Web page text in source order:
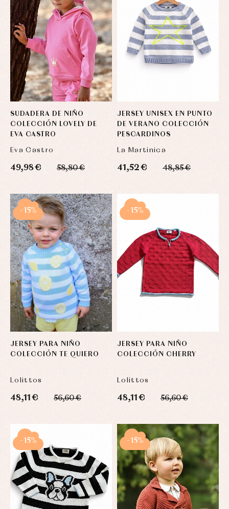
SUDADERA DE NIÑO
COLECCIÓN LOVELY DE
EVA CASTRO
Eva Castro
49,98 € 58,80 €
JERSEY UNISEX EN PUNTO
DE VERANO COLECCIÓN
PESCARDINOS
La Martinica
41,52 € 48,85 €
JERSEY PARA NIÑO
COLECCIÓN TE QUIERO
Lolittos
48,11 € 56,60 €
-15%
JERSEY PARA NIÑO
COLECCIÓN CHERRY
Lolittos
48,11 € 56,60 €
-15%
-15% -15%